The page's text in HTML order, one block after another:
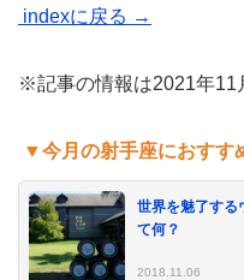
ノミスタイ
エノミスタイ
style[イエノ
indexに戻る →
※記事の情報は2021年11
▼今月の射手座におすす
世界を魅了する
て何？
2018.11.06